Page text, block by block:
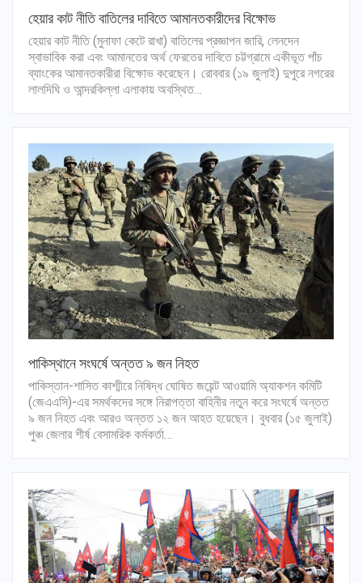
হেয়ার কাট নীতি বাতিলের দাবিতে আমানতকারীদের বিক্ষোভ
হেয়ার কাট নীতি (মুনাফা কেটে রাখা) বাতিলের প্রজ্ঞাপন জারি, লেনদেন
স্বাভাবিক করা এবং আমানতের অর্থ ফেরতের দাবিতে চট্টগ্রামে একীভূত পাঁচ
ব্যাংকের আমানতকারীরা বিক্ষোভ করেছেন। রোববার (১৯ জুলাই) দুপুরে নগরের
লালদিঘি ও আন্দরকিল্লা এলাকায় অবস্থিত…
পাকিস্থানে সংঘর্ষে অন্তত ৯ জন নিহত
পাকিস্তান-শাসিত কাশ্মীরে নিষিদ্ধ ঘোষিত জয়েন্ট আওয়ামি অ্যাকশন কমিটি
(জেএএসি)-এর সমর্থকদের সঙ্গে নিরাপত্তা বাহিনীর নতুন করে সংঘর্ষে অন্তত
৯ জন নিহত এবং আরও অন্তত ১২ জন আহত হয়েছেন। বুধবার (১৫ জুলাই)
পুঞ্চ জেলার শীর্ষ বেসামরিক কর্মকর্তা…